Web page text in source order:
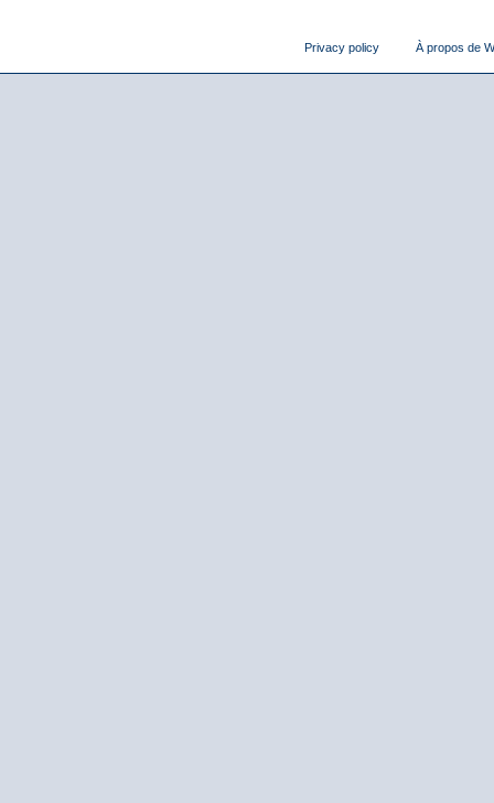
Privacy policy À propos de